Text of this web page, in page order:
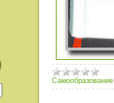
Самообразование